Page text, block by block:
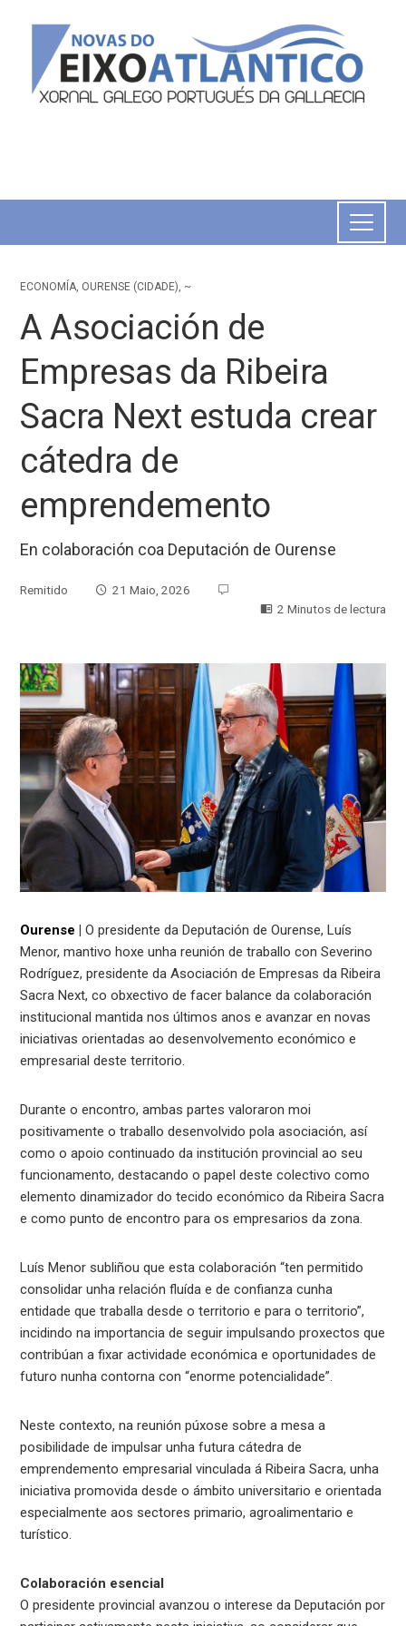
ECONOMÍA, OURENSE (CIDADE), ~
A Asociación de
Empresas da Ribeira
Sacra Next estuda crear
cátedra de
emprendemento
En colaboración coa Deputación de Ourense
Remitido
21 Maio, 2026
2 Minutos de lectura
Ourense | O presidente da Deputación de Ourense, Luís
Menor, mantivo hoxe unha reunión de traballo con Severino
Rodríguez, presidente da Asociación de Empresas da Ribeira
Sacra Next, co obxectivo de facer balance da colaboración
institucional mantida nos últimos anos e avanzar en novas
iniciativas orientadas ao desenvolvemento económico e
empresarial deste territorio.
Durante o encontro, ambas partes valoraron moi
positivamente o traballo desenvolvido pola asociación, así
como o apoio continuado da institución provincial ao seu
funcionamento, destacando o papel deste colectivo como
elemento dinamizador do tecido económico da Ribeira Sacra
e como punto de encontro para os empresarios da zona.
Luís Menor subliñou que esta colaboración “ten permitido
consolidar unha relación fluída e de confianza cunha
entidade que traballa desde o territorio e para o territorio”,
incidindo na importancia de seguir impulsando proxectos que
contribúan a fixar actividade económica e oportunidades de
futuro nunha contorna con “enorme potencialidade”.
Neste contexto, na reunión púxose sobre a mesa a
posibilidade de impulsar unha futura cátedra de
emprendemento empresarial vinculada á Ribeira Sacra, unha
iniciativa promovida desde o ámbito universitario e orientada
especialmente aos sectores primario, agroalimentario e
turístico.
Colaboración esencial
O presidente provincial avanzou o interese da Deputación por